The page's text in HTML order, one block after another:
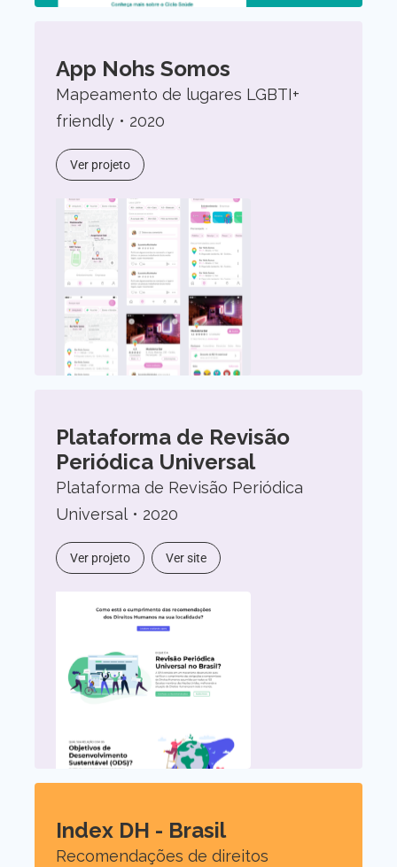
App Nohs Somos
Mapeamento de lugares LGBTI+
friendly • 2020
Ver projeto
Plataforma de Revisão
Periódica Universal
Plataforma de Revisão Periódica
Universal • 2020
Ver projeto Ver site
Index DH - Brasil
Recomendações de direitos